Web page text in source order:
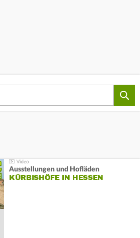
Ausstellungen und Hofläden
KÜRBISHÖFE IN HESSEN